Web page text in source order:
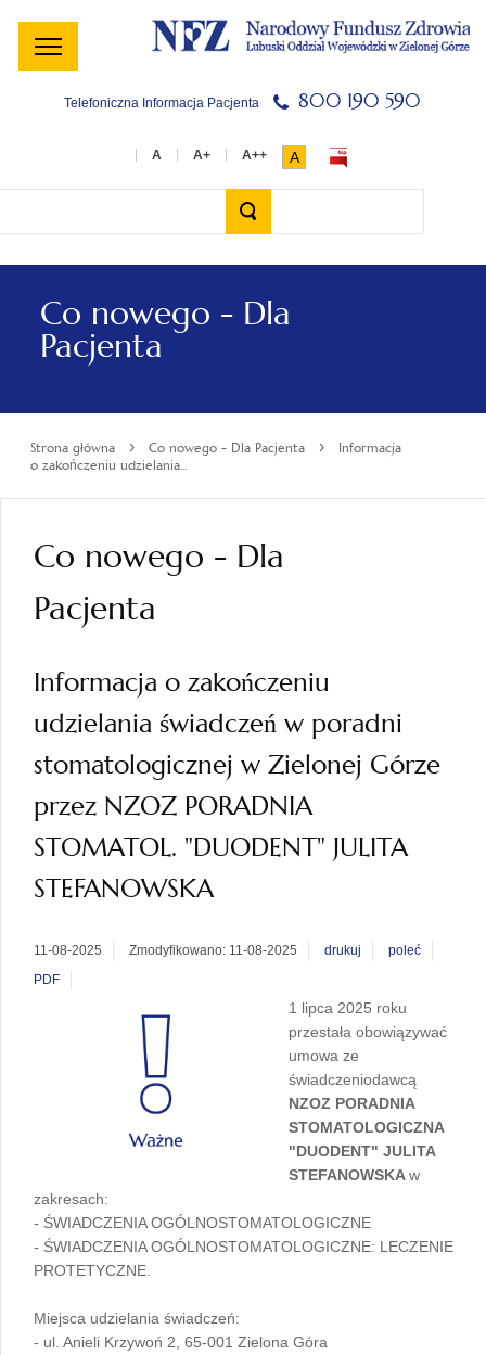
Menu
główne
Menu
lewe
Treść
główna
Szukaj
w
serwisie
Stopka
Telefoniczna Informacja Pacjenta 800 190 590
A
Co nowego - Dla
Pacjenta
Strona główna › Co nowego - Dla Pacjenta ›
Informacja
o zakończeniu udzielania...
Co nowego - Dla
Pacjenta
Informacja o zakończeniu
udzielania świadczeń w poradni
stomatologicznej w Zielonej Górze
przez NZOZ PORADNIA
STOMATOL. "DUODENT" JULITA
STEFANOWSKA
11-08-2025 Zmodyfikowano: 11-08-2025 drukuj
poleć
PDF
1 lipca 2025 roku
przestała obowiązywać
umowa ze
świadczeniodawcą
NZOZ PORADNIA
STOMATOLOGICZNA
"DUODENT" JULITA
STEFANOWSKAw
zakresach:
- ŚWIADCZENIA OGÓLNOSTOMATOLOGICZNE
- ŚWIADCZENIA OGÓLNOSTOMATOLOGICZNE: LECZENIE
PROTETYCZNE.
Miejsca udzielania świadczeń:
- ul. Anieli Krzywoń 2, 65-001 Zielona Góra